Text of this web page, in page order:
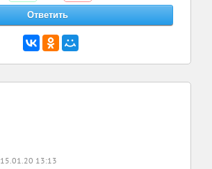
15.01.20 13:13